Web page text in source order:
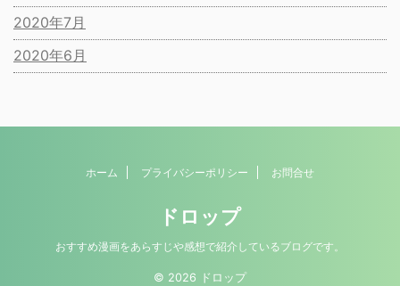
2020年7月
2020年6月
ホーム プライバシーポリシー お問合せ
ドロップ
おすすめ漫画をあらすじや感想で紹介しているブログです。
© 2026 ドロップ